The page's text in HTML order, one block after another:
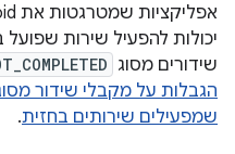
יכולות להפעיל שירות
שידורים מסוג
הגבלות על מקבלי שידור
שמפעילים שירותים בחזית.